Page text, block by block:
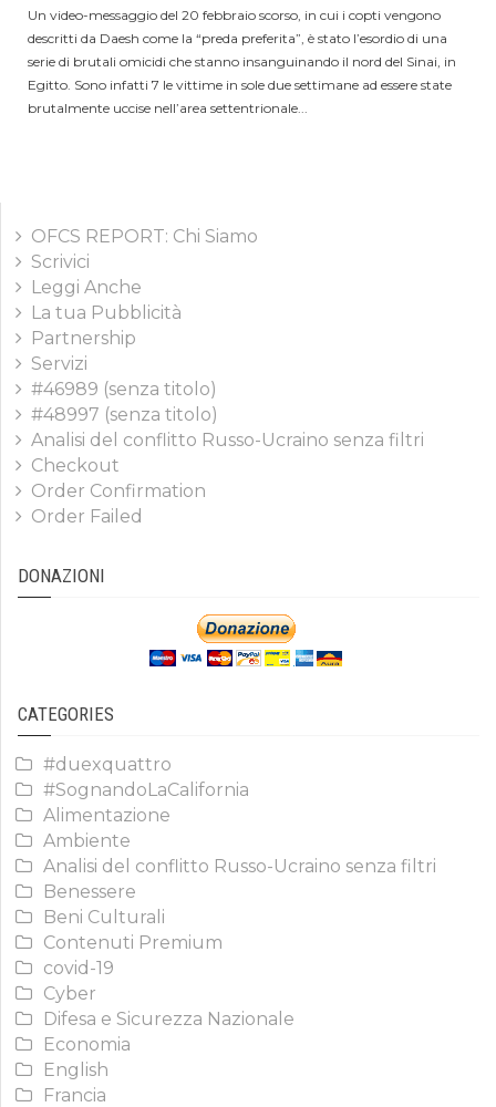
Un video-messaggio del 20 febbraio scorso, in cui i copti vengono
descritti da Daesh come la “preda preferita”, è stato l’esordio di una
serie di brutali omicidi che stanno insanguinando il nord del Sinai, in
Egitto. Sono infatti 7 le vittime in sole due settimane ad essere state
brutalmente uccise nell’area settentrionale...
OFCS REPORT: Chi Siamo
Scrivici
Leggi Anche
La tua Pubblicità
Partnership
Servizi
#46989 (senza titolo)
#48997 (senza titolo)
Analisi del conflitto Russo-Ucraino senza filtri
Checkout
Order Confirmation
Order Failed
DONAZIONI
CATEGORIES
#duexquattro
#SognandoLaCalifornia
Alimentazione
Ambiente
Analisi del conflitto Russo-Ucraino senza filtri
Benessere
Beni Culturali
Contenuti Premium
covid-19
Cyber
Difesa e Sicurezza Nazionale
Economia
English
Francia